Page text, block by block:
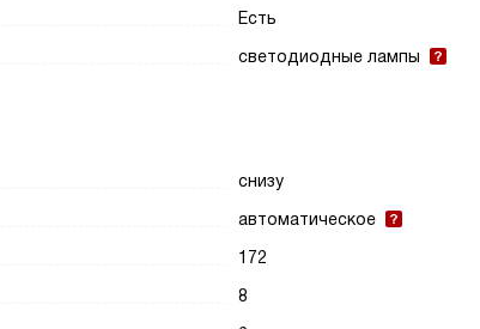
Есть
светодиодные лампы
снизу
автоматическое
172
8